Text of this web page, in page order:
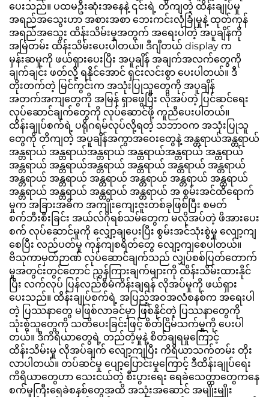
ပေးသည်။ ပထမဦးဆုံးအနေနဲ့ ၎င်းရဲ့ တိကျတဲ့ ထိန်းချုပ်မှု
အရည်အသွေးဟာ အစားအစာ ဘေးကင်းလုံခြုံမှုနဲ့ ထုတ်ကုန်
အရည်အသွေး ထိန်းသိမ်းမှုအတွက် အရေးပါတဲ့ အပူချိန်ကို
အမြဲတမ်း ထိန်းသိမ်းပေးပါတယ်။ ဒီဂျီတယ် display က
မှန်းဆမှုကို ဖယ်ရှားပေးပြီး အပူချိန် အချက်အလက်တွေကို
ချက်ချင်း ဖတ်လို့ ရနိုင်အောင် ရှင်းလင်းစွာ ပေးပါတယ်။ ဒီ
တိုးတက်တဲ့ မြင်ကွင်းက အသုံးပြုသူတွေကို အပူချိန်
အတက်အကျတွေကို အမြန် ရှာဖွေပြီး လိုအပ်တဲ့ ပြင်ဆင်ရေး
လုပ်ဆောင်ချက်တွေကို လုပ်ဆောင်ဖို့ ကူညီပေးပါတယ်။
ထိန်းချုပ်စက်ရဲ့ ပရိုဂရမ်လုပ်လို့ရတဲ့ သဘာဝက အသုံးပြုသူ
တွေကို တိကျတဲ့ အပူချိန်အကွာအဝေးတွေနဲ့ အန္တရာယ်အန္တရာယ်
အန္တရာယ် အန္တရာယ်အန္တရာယ် အန္တရာယ်အန္တရာယ် အန္တရာယ်
အန္တရာယ် အန္တရာယ်အန္တရာယ် အန္တရာယ် အန္တရာယ် အန္တရာယ်
အန္တရာယ် အန္တရာယ် အန္တရာယ် အန္တရာယ် အန္တရာယ် အန္တရာယ်
အန္တရာယ် အန္တရာယ် အန္တရာယ် အန္တရာယ် အ စွမ်းအင်ထိရောက်
မှုက အခြားအဓိက အကျိုးကျေးဇူးတစ်ခုဖြစ်ပြီး စမတ်
စက်ဘီးစီးခြင်း အယ်လ်ဂိုရစ်သမ်တွေက မလိုအပ်တဲ့ ဖိအားပေး
စက် လုပ်ဆောင်မှုကို လျှော့ချပေးပြီး စွမ်းအင်သုံးစွဲမှု လျော့ကျ
စေပြီး လည်ပတ်မှု ကုန်ကျစရိတ်တွေ လျော့ကျစေပါတယ်။
ဗိသုကာမှတ်ဉာဏ် လုပ်ဆောင်ချက်သည် လျှပ်စစ်ပြတ်တောက်
မှုအတွင်းတွင်တောင် ညွှန်ကြားချက်များကို ထိန်းသိမ်းထားနိုင်
ပြီး လက်လုပ် ပြန်လည်စီမံကိန်းချရန် လိုအပ်မှုကို ဖယ်ရှား
ပေးသည်။ ထိန်းချုပ်စက်ရဲ့ အပြည့်အဝအလံစနစ်က အရေးပါ
တဲ့ ပြဿနာတွေ မဖြစ်လာခင်မှာ ဖြစ်နိုင်တဲ့ ပြဿနာတွေကို
သုံးစွဲသူတွေကို သတိပေးခြင်းဖြင့် စိတ်ငြိမ်သက်မှုကို ပေးပါ
တယ်။ ဒီကိရိယာတွေရဲ့ တည်တံ့မှုနဲ့ စိတ်ချရမှုကြောင့်
ထိန်းသိမ်းမှု လိုအပ်ချက် လျော့ကျပြီး ကိရိယာသက်တမ်း တိုး
လာပါတယ်။ တပ်ဆင်မှု ပျော့ပြောင်းမှုကြောင့် ဒီထိန်းချုပ်ရေး
ကိရိယာတွေဟာ သေးငယ်တဲ့ စီးပွားရေး ရေခဲသေတ္တာတွေကနေ
စက်မှုကြီးရေခဲစနစ်တွေအထိ အသုံးအဆောင် အမျိုးမျိုး